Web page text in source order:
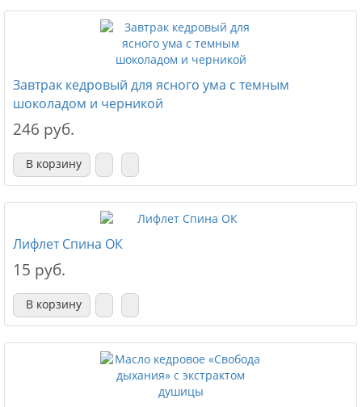
Завтрак кедровый для ясного ума с темным
шоколадом и черникой
246 руб.
В корзину
Лифлет Спина ОК
15 руб.
В корзину